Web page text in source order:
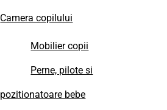
Camera copilului
Mobilier copii
Perne, pilote si
pozitionatoare bebe